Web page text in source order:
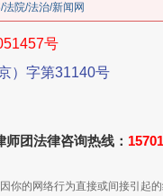
法院/法治/新闻网
号
）字第31140号
团法律咨询热线：
你的网络行为直接或间接引起